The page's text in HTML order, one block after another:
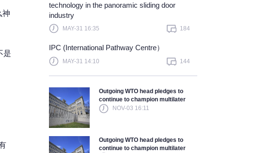
神
是
technology in the panoramic sliding door
industry
MAY-31 16:35 184
IPC (International Pathway Centre）
MAY-31 14:10 144
Outgoing WTO head pledges to
continue to champion multilater
NOV-03 16:11
Outgoing WTO head pledges to
continue to champion multilater